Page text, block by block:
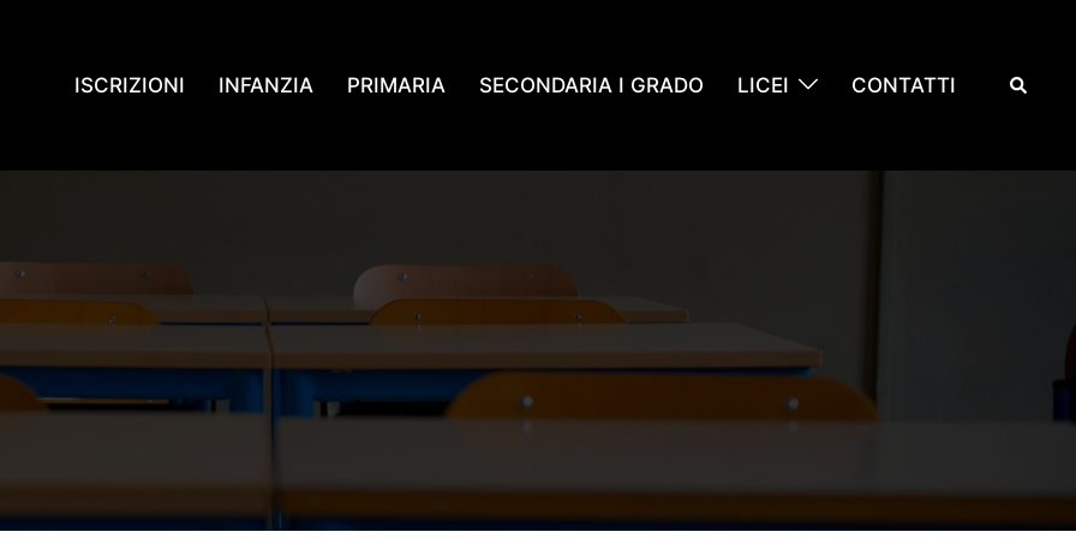
ISCRIZIONI INFANZIA PRIMARIA SECONDARIA I GRADO LICEI CONTATTI Cerca